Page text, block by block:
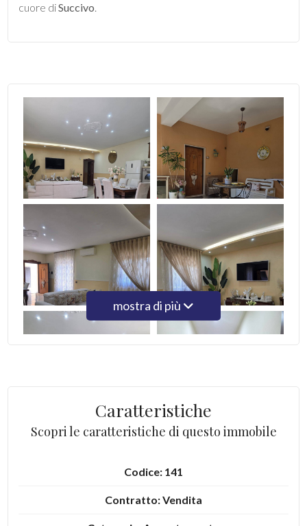
cuore diSuccivo.
mostra di più
Caratteristiche
Scopri le caratteristiche di questo immobile
Codice: 141
Contratto: Vendita
2
3
4
5+
Qualsiasi